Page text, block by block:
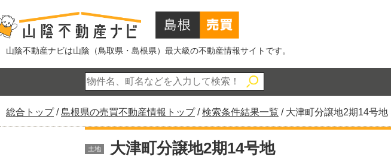
山陰不動産ナビは山陰（鳥取県・島根県）最大級の不動産情報サイトです。
現
在
総合トップ/島根県の売買不動産情報トップ/検索条件結果一覧 / 大津町分譲地2期14号地
土地 大津町分譲地2期14号地